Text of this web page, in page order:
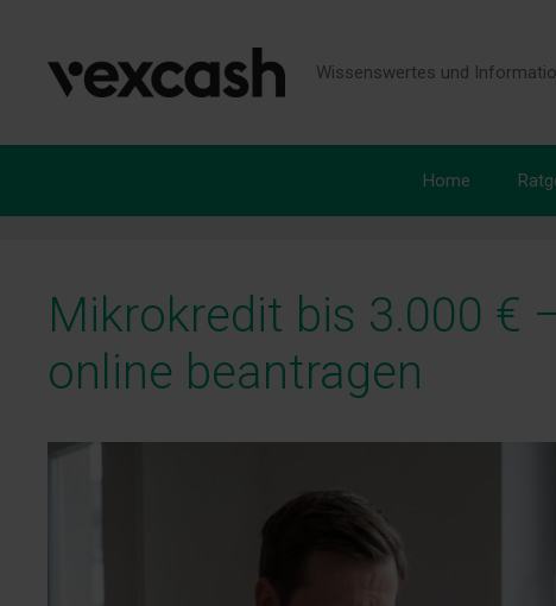
springen
Wissenswertes und
Home
Mikrokredit bis 3.000 €
online beantragen